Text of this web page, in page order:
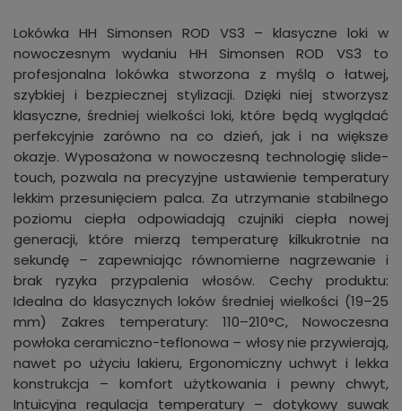
Lokówka HH Simonsen ROD VS3 – klasyczne loki w
nowoczesnym wydaniu HH Simonsen ROD VS3 to
profesjonalna lokówka stworzona z myślą o łatwej,
szybkiej i bezpiecznej stylizacji. Dzięki niej stworzysz
klasyczne, średniej wielkości loki, które będą wyglądać
perfekcyjnie zarówno na co dzień, jak i na większe
okazje. Wyposażona w nowoczesną technologię slide-
touch, pozwala na precyzyjne ustawienie temperatury
lekkim przesunięciem palca. Za utrzymanie stabilnego
poziomu ciepła odpowiadają czujniki ciepła nowej
generacji, które mierzą temperaturę kilkukrotnie na
sekundę – zapewniając równomierne nagrzewanie i
brak ryzyka przypalenia włosów. Cechy produktu:
Idealna do klasycznych loków średniej wielkości (19–25
mm) Zakres temperatury: 110–210°C, Nowoczesna
powłoka ceramiczno-teflonowa – włosy nie przywierają,
nawet po użyciu lakieru, Ergonomiczny uchwyt i lekka
konstrukcja – komfort użytkowania i pewny chwyt,
Intuicyjna regulacja temperatury – dotykowy suwak